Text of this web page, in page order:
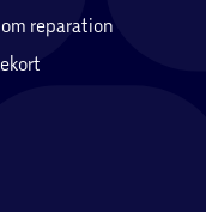
reparation